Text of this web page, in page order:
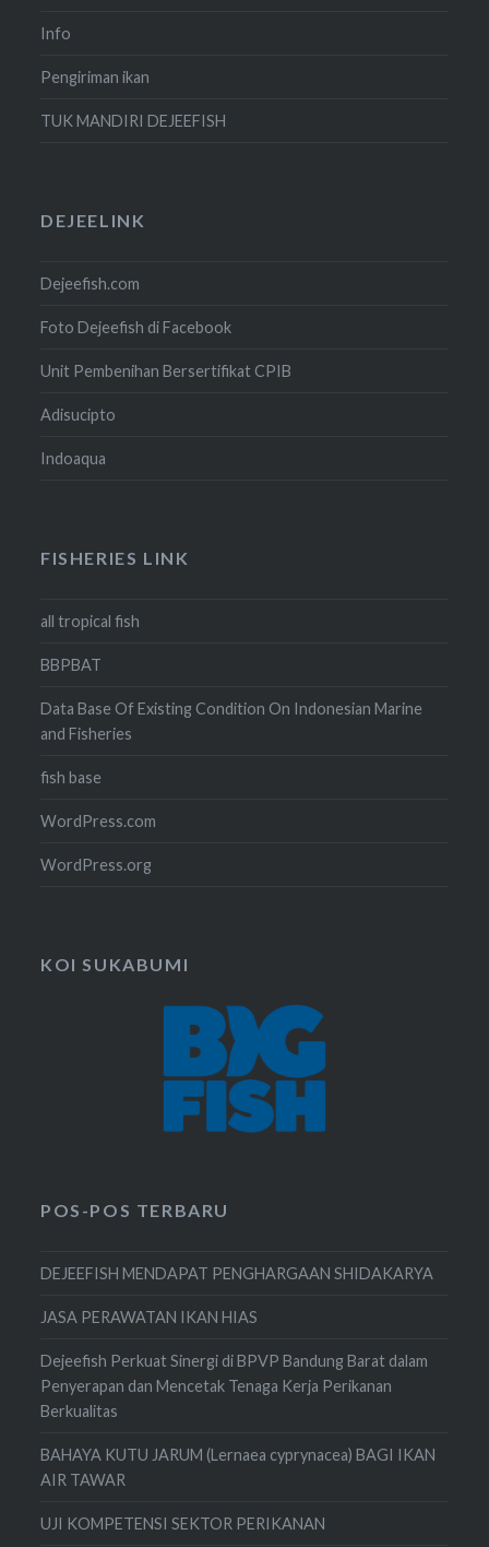
Info
Pengiriman ikan
TUK MANDIRI DEJEEFISH
DEJEELINK
Dejeefish.com
Foto Dejeefish di Facebook
Unit Pembenihan Bersertifikat CPIB
Adisucipto
Indoaqua
FISHERIES LINK
all tropical fish
BBPBAT
Data Base Of Existing Condition On Indonesian Marine
and Fisheries
fish base
WordPress.com
WordPress.org
KOI SUKABUMI
POS-POS TERBARU
DEJEEFISH MENDAPAT PENGHARGAAN SHIDAKARYA
JASA PERAWATAN IKAN HIAS
Dejeefish Perkuat Sinergi di BPVP Bandung Barat dalam
Penyerapan dan Mencetak Tenaga Kerja Perikanan
Berkualitas
BAHAYA KUTU JARUM (Lernaea cyprynacea) BAGI IKAN
AIR TAWAR
UJI KOMPETENSI SEKTOR PERIKANAN